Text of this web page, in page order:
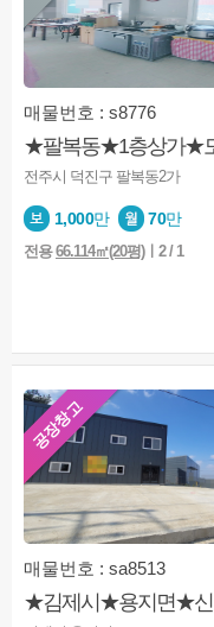
매물번호 : s8776
전주시 덕진구 팔복동2가
1,000만 70만
전용66.114㎡(20평)ㅣ2 / 1
공장창고
매물번호 : sa8513